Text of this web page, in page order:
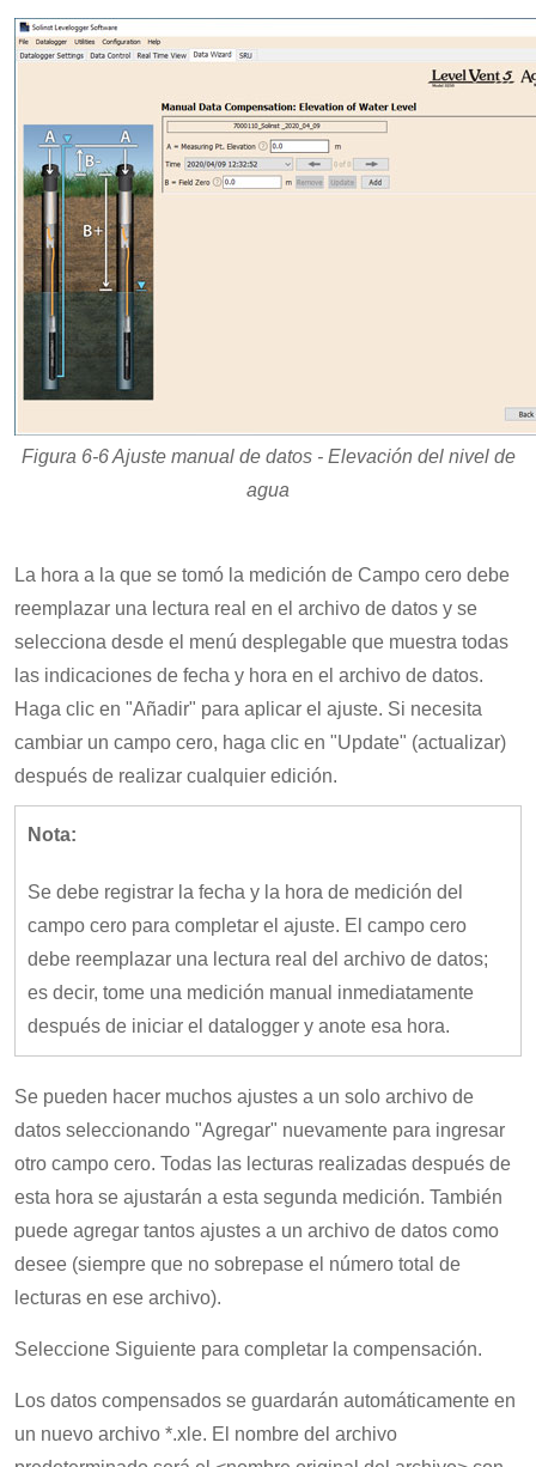
Figura 6-6 Ajuste manual de datos - Elevación del nivel de
agua
La hora a la que se tomó la medición de Campo cero debe
reemplazar una lectura real en el archivo de datos y se
selecciona desde el menú desplegable que muestra todas
las indicaciones de fecha y hora en el archivo de datos.
Haga clic en "Añadir" para aplicar el ajuste. Si necesita
cambiar un campo cero, haga clic en "Update" (actualizar)
después de realizar cualquier edición.
Nota:
Se debe registrar la fecha y la hora de medición del
campo cero para completar el ajuste. El campo cero
debe reemplazar una lectura real del archivo de datos;
es decir, tome una medición manual inmediatamente
después de iniciar el datalogger y anote esa hora.
Se pueden hacer muchos ajustes a un solo archivo de
datos seleccionando "Agregar" nuevamente para ingresar
otro campo cero. Todas las lecturas realizadas después de
esta hora se ajustarán a esta segunda medición. También
puede agregar tantos ajustes a un archivo de datos como
desee (siempre que no sobrepase el número total de
lecturas en ese archivo).
Seleccione Siguiente para completar la compensación.
Los datos compensados se guardarán automáticamente en
un nuevo archivo *.xle. El nombre del archivo